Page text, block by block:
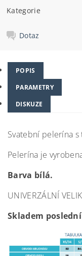
Kategorie
Dotaz
POPIS
PARAMETRY
DISKUZE
Svatební pelerína s
Pelerína je
Barva bílá.
UNIVERZÁLNÍ
Skladem